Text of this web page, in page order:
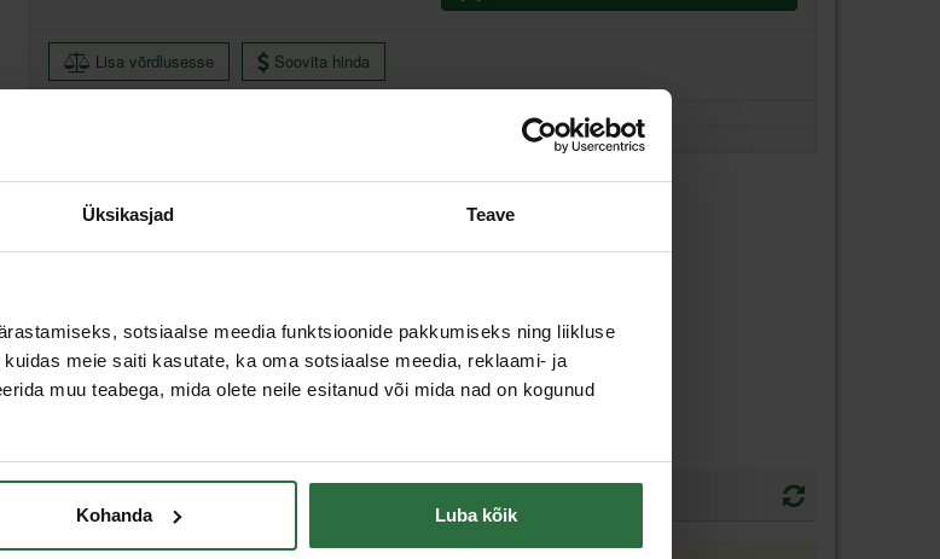
Üksikasjad Teave
sotsiaalse meedia funktsioonide pakkumiseks ning liikluse
meie saiti kasutate, ka oma sotsiaalse meedia, reklaami- ja
muu teabega, mida olete neile esitanud või mida nad on kogunud
Kohanda Luba kõik
Lisa võrdlusesse Soovita hinda
Põhiladu, (eeldatav tarne, 2-4 tööpäeva)
Muud laod, (eeldatav tarne, 3-6 tööpäeva)